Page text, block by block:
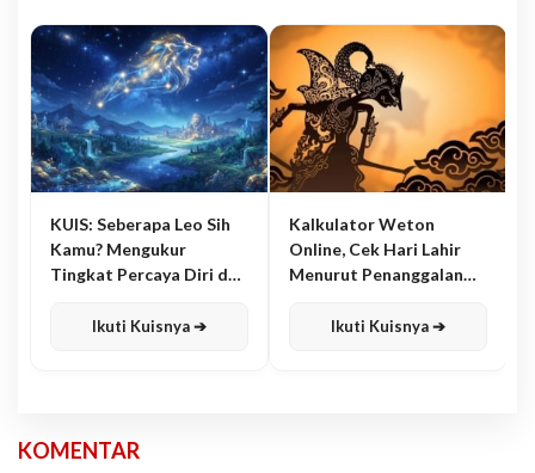
KUIS: Seberapa Leo Sih
Kamu? Mengukur
Tingkat Percaya Diri dan
Ikuti Kuisnya ➔
Kalkulator Weton
Online, Cek Hari Lahir
Menurut Penanggalan
Ikuti Kuisnya ➔
KOMENTAR